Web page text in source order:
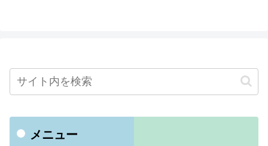
メニュー